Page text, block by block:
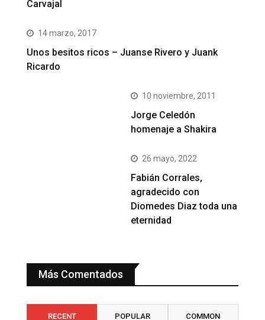
Carvajal
14 marzo, 2017
Unos besitos ricos – Juanse Rivero y Juank
Ricardo
10 noviembre, 2011
Jorge Celedón
homenaje a Shakira
26 mayo, 2022
Fabián Corrales,
agradecido con
Diomedes Diaz toda una
eternidad
Más Comentados
RECENT POPULAR COMMON